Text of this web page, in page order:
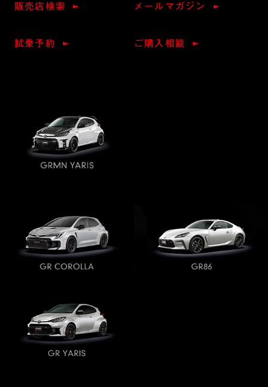
販売店検索 メールマガジン
試乗予約 ご購入相談